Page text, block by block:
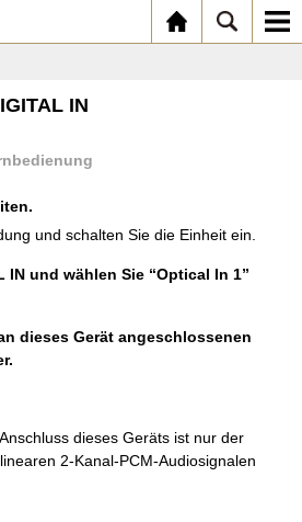
IN
und schalten Sie die Einheit ein.
IN und wählen Sie “Optical In 1”
dieses Gerät angeschlossenen
dieses Geräts ist nur der
2-Kanal-PCM-Audiosignalen